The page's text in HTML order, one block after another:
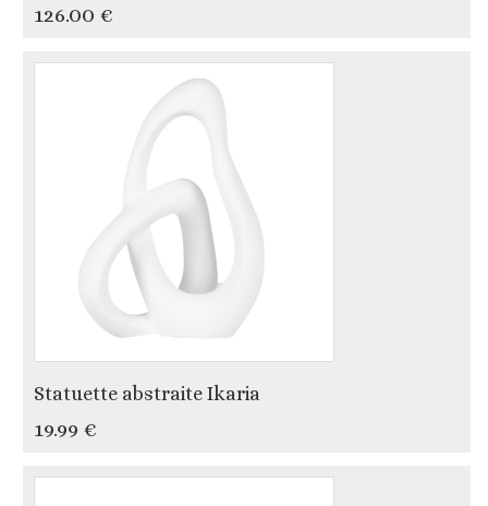
126.00 €
Statuette abstraite Ikaria
19.99 €